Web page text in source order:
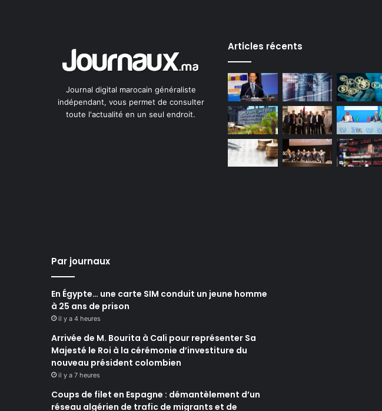
Journal digital marocain généraliste
indépendant, vous permet de consulter
toute l'actualité en un seul endroit.
Articles récents
Par journaux
En Égypte… une carte SIM conduit un jeune homme
à 25 ans de prison
il y a 4 heures
Arrivée de M. Bourita à Cali pour représenter Sa
Majesté le Roi à la cérémonie d’investiture du
nouveau président colombien
il y a 7 heures
Coups de filet en Espagne : démantèlement d’un
réseau algérien de trafic de migrants et de